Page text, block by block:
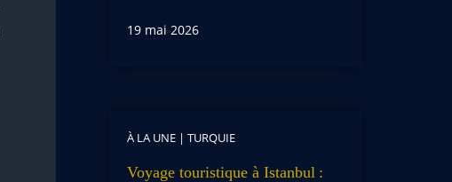
19 mai 2026
À LA UNE| TURQUIE
Voyage touristique à Istanbul :